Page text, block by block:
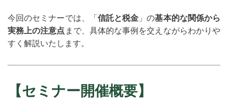
今回のセミナーでは、「 信託と税金 」の基本的な関係から
実務上の注意点 まで、具体的な事例を交えながらわかりや
すく解説いたします。
【セミナー開催概要】